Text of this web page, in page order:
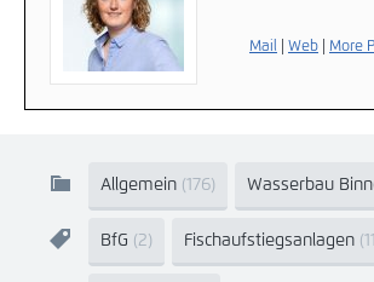
Mail Web More
Allgemein (176) Wasserbau
BfG (2) Fischaufstiegsanlagen